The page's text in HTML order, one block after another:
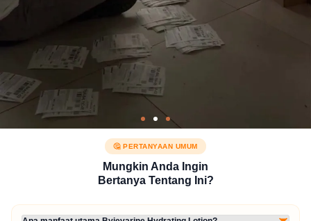
🤔 PERTANYAAN UMUM
Mungkin Anda Ingin
Bertanya Tentang Ini?